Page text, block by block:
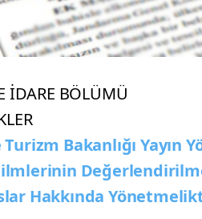
İDARE BÖLÜMÜ
Bakanlığı Yayın
Hakkında